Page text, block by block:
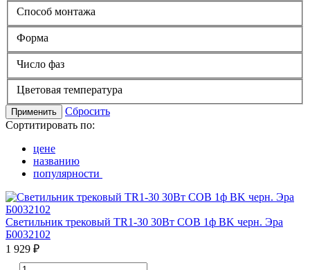
Способ монтажа
Форма
Число фаз
Цветовая температура
Применить
Сбросить
Сортитировать по:
цене
названию
популярности
Светильник трековый TR1-30 30Вт COB 1ф BK черн. Эра
Б0032102
1 929 ₽